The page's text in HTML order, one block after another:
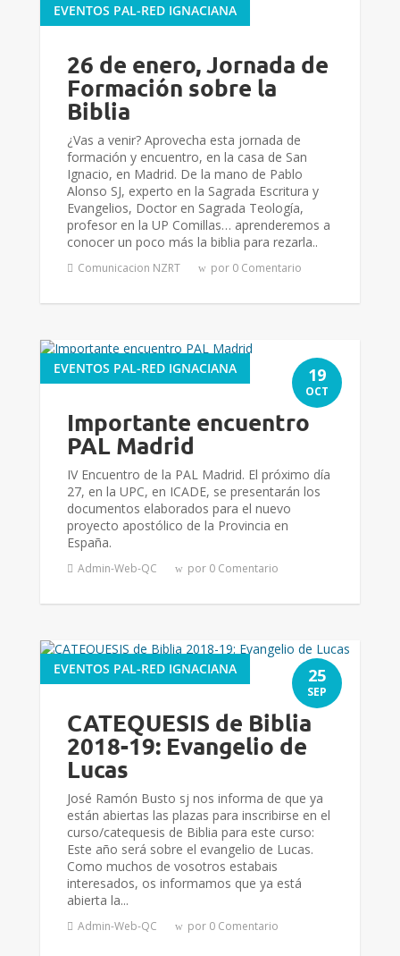
26 de enero, Jornada de
Formación sobre la
Biblia
EVENTOS PAL-RED IGNACIANA
¿Vas a venir? Aprovecha esta jornada de
formación y encuentro, en la casa de San
Ignacio, en Madrid. De la mano de Pablo
Alonso SJ, experto en la Sagrada Escritura y
Evangelios, Doctor en Sagrada Teología,
profesor en la UP Comillas… aprenderemos a
conocer un poco más la biblia para rezarla..
Comunicacion NZRT por 0 Comentario
Importante encuentro
PAL Madrid
EVENTOS PAL-RED IGNACIANA
IV Encuentro de la PAL Madrid. El próximo día
27, en la UPC, en ICADE, se presentarán los
documentos elaborados para el nuevo
proyecto apostólico de la Provincia en
España.
Admin-Web-QC por 0 Comentario
19
OCT
CATEQUESIS de Biblia
2018-19: Evangelio de
Lucas
EVENTOS PAL-RED IGNACIANA
José Ramón Busto sj nos informa de que ya
están abiertas las plazas para inscribirse en el
curso/catequesis de Biblia para este curso:
Este año será sobre el evangelio de Lucas.
Como muchos de vosotros estabais
interesados, os informamos que ya está
abierta la...
Admin-Web-QC por 0 Comentario
25
SEP